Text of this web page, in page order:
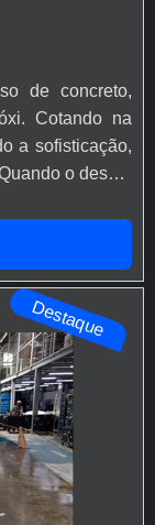
de concreto,
Cotando na
a sofisticação,
o desejo
benefício com
para
SOBRE
Destaque